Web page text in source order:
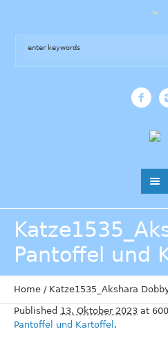
Pantoffel und
Home / Katze1535_Akshara
Published 13. Oktober 2023 at
Pantoffel und Kartoffel .